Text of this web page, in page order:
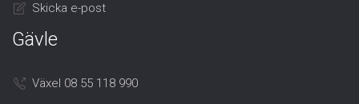
Skicka e-post
Gävle
Växel 08 55 118 990